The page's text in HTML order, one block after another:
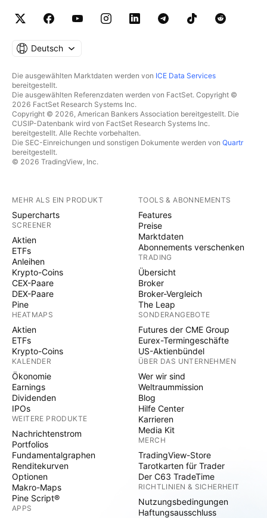
Deutsch
Die ausgewählten Marktdaten werden von ICE Data Services
bereitgestellt.
Die ausgewählten Referenzdaten werden von FactSet. Copyright ©
2026 FactSet Research Systems Inc.
Copyright © 2026, American Bankers Association bereitgestellt. Die
CUSIP-Datenbank wird von FactSet Research Systems Inc.
bereitgestellt. Alle Rechte vorbehalten.
Die SEC-Einreichungen und sonstigen Dokumente werden von Quartr
bereitgestellt.
© 2026 TradingView, Inc.
MEHR ALS EIN PRODUKT
Supercharts
SCREENER
Aktien
ETFs
Anleihen
Krypto-Coins
CEX-Paare
DEX-Paare
Pine
HEATMAPS
Aktien
ETFs
Krypto-Coins
KALENDER
Ökonomie
Earnings
Dividenden
IPOs
WEITERE PRODUKTE
Nachrichtenstrom
Portfolios
Fundamentalgraphen
Renditekurven
Optionen
Makro-Maps
Pine Script®
APPS
TOOLS & ABONNEMENTS
Features
Preise
Marktdaten
Abonnements verschenken
TRADING
Übersicht
Broker
Broker-Vergleich
The Leap
SONDERANGEBOTE
Futures der CME Group
Eurex-Termingeschäfte
US-Aktienbündel
ÜBER DAS UNTERNEHMEN
Wer wir sind
Weltraummission
Blog
Hilfe Center
Karrieren
Media Kit
MERCH
TradingView-Store
Tarotkarten für Trader
Der C63 TradeTime
RICHTLINIEN & SICHERHEIT
Nutzungsbedingungen
Haftungsausschluss